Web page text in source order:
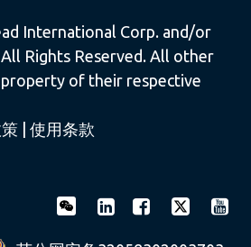
International Corp. and/or
Rights Reserved. All other
of their respective
使用条款